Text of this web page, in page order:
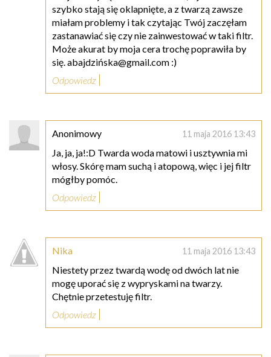
szybko stają się oklapnięte, a z twarzą zawsze
miałam problemy i tak czytając Twój zaczęłam
zastanawiać się czy nie zainwestować w taki filtr.
Może akurat by moja cera trochę poprawiła by
się. abajdzińska@gmail.com :)
Odpowiedz
Anonimowy 11 maja 2016 13:43
Ja, ja, ja!:D Twarda woda matowi i usztywnia mi
włosy. Skórę mam suchą i atopową, więc i jej filtr
mógłby pomóc.
Odpowiedz
Nika 11 maja 2016 13:43
Niestety przez twardą wodę od dwóch lat nie
mogę uporać się z wypryskami na twarzy.
Chętnie przetestuję filtr.
Odpowiedz